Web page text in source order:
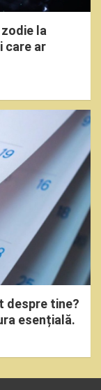
la
care ar
despre tine?
esențială.